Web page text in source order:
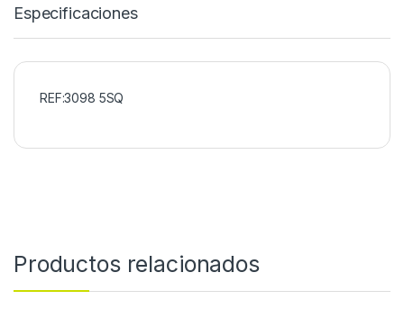
Especificaciones
REF:3098 5SQ
Productos relacionados